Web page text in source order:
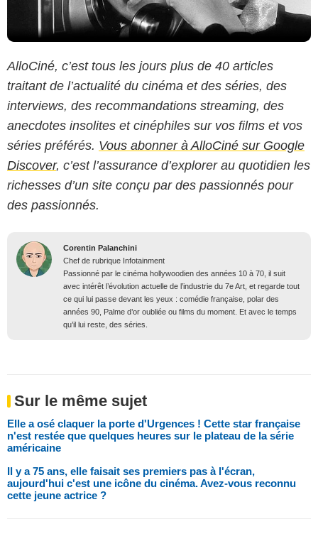
AlloCiné, c’est tous les jours plus de 40 articles
traitant de l’actualité du cinéma et des séries, des
interviews, des recommandations streaming, des
anecdotes insolites et cinéphiles sur vos films et vos
séries préférés. Vous abonner à AlloCiné sur Google
Discover, c’est l’assurance d’explorer au quotidien les
richesses d’un site conçu par des passionnés pour
des passionnés.
Corentin Palanchini
Chef de rubrique Infotainment
Passionné par le cinéma hollywoodien des années 10 à 70, il suit
avec intérêt l’évolution actuelle de l’industrie du 7e Art, et regarde tout
ce qui lui passe devant les yeux : comédie française, polar des
années 90, Palme d’or oubliée ou films du moment. Et avec le temps
qu’il lui reste, des séries.
Sur le même sujet
Elle a osé claquer la porte d'Urgences ! Cette star française
n'est restée que quelques heures sur le plateau de la série
américaine
Il y a 75 ans, elle faisait ses premiers pas à l'écran,
aujourd'hui c'est une icône du cinéma. Avez-vous reconnu
cette jeune actrice ?